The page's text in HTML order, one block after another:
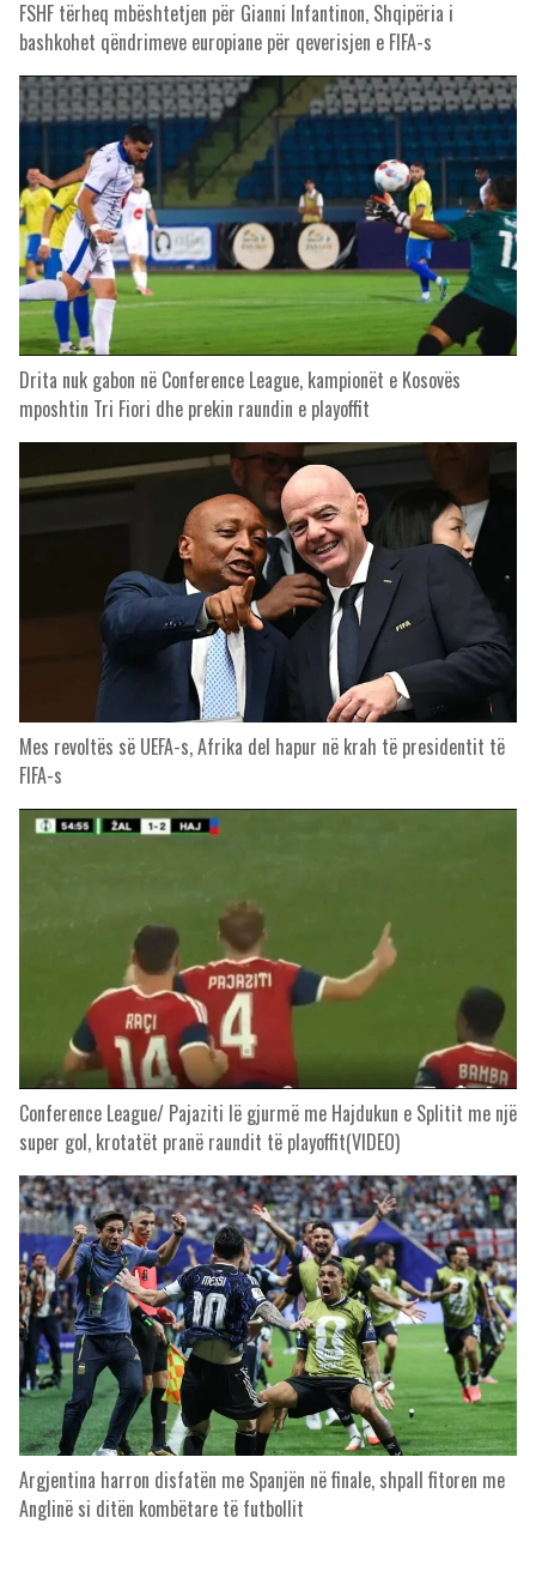
FSHF tërheq mbështetjen për Gianni Infantinon, Shqipëria i
bashkohet qëndrimeve europiane për qeverisjen e FIFA-s
Drita nuk gabon në Conference League, kampionët e Kosovës
mposhtin Tri Fiori dhe prekin raundin e playoffit
Mes revoltës së UEFA-s, Afrika del hapur në krah të presidentit të
FIFA-s
Conference League/ Pajaziti lë gjurmë me Hajdukun e Splitit me një
super gol, krotatët pranë raundit të playoffit(VIDEO)
Argjentina harron disfatën me Spanjën në finale, shpall fitoren me
Anglinë si ditën kombëtare të futbollit